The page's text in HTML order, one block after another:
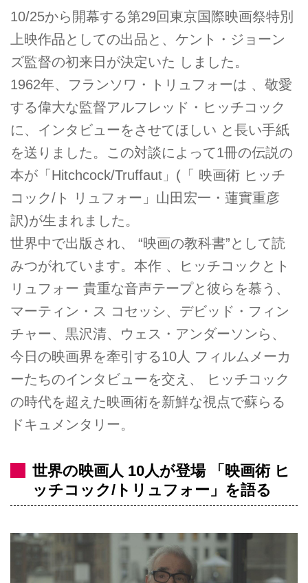
10/25から開幕する第29回東京国際映画祭特別
上映作品としての出品と、ケント・ジョーン
ズ監督の初来日が決定いた しました。
1962年、フランソワ・トリュフォーは 、敬愛
する偉大な監督アルフレッド・ヒッチコック
に、インタビューをさせてほしい と長い手紙
を送りました。この対談によって1冊の伝説の
本が「Hitchcock/Truffaut」(「 映画術 ヒッチ
コック/ト リュフォー」山田宏一・蓮實重彦
訳)が生まれました。
世界中で出版され、 “映画の教科書”として読
みつがれています。本作 、ヒッチコックとト
リュフォー 貴重な音声テープと彼らを慕う、
マーティン・ス コセッシ、デビッド・フィン
チャー、黒沢清、ウェス・アンダーソンら、
今日の映画界を牽引する10人 フィルムメーカ
ーたちのインタビューを交え、 ヒッチコック
の時代を超えた映画術を新鮮な視点で蘇らる
ドキュメンタリー。
世界の映画人 10人が登場 「映画術 ヒ
ッチコック/トリュフォー」を語る